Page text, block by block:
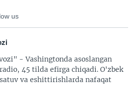
us
- Vashingtonda asoslangan
45 tilda efirga chiqadi. O'zbek
va eshittirishlarda nafaqat